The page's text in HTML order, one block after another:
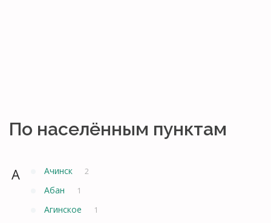
По населённым пунктам
А Ачинск 2
Абан 1
Агинское 1